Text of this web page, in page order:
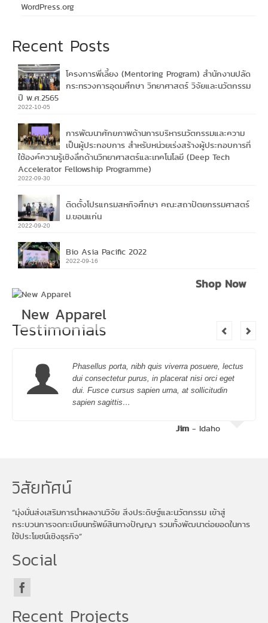
WordPress.org
Recent Posts
โครงการพี่เลี้ยง (Mentoring Program) สำนักงานปลัด
กระทรวงการอุดมศึกษา วิทยาศาสตร์ วิจัยและนวัตกรรม
ปี พ.ศ.2565
2022-10-05
การพัฒนาศักยภาพด้านการบริหารนวัตกรรมและความ
เป็นผู้ประกอบการ สำหรับหน่วยเร่งสร้างผู้ประกอบการที่
ใช้องค์ความรู้เชิงลึกด้านวิทยาศาสตร์และเทคโนโลยี (Deep Tech
Accelerator Fellowship Programme)
2022-09-30
ติดตั้งโปรแกรมสหกิจศึกษา คณะสถาปัตยกรรมศาสตร์
ม.ขอนแก่น
2022-09-20
Bio Asia Pacific 2022
2022-09-16
New Apparel
Shop Now
Testimonials
Phasellus porta, nibh quis viverra posuere, lectus
dui consectetur purus, in placerat nisi orci eget
dui. Fusce cursus sapien urna, at sollicitudin
sapien sagittis…
Jim - Idaho
วิสัยทัศน์
“มุ่งมั่นส่งเสริมการนำผลงานวิจัย สิ่งประดิษฐ์และนวัตกรรม เข้าสู่
กระบวนการจดทะเบียนทรัพย์สินทางปัญญา รวมทั้งพัฒนาต่อยอดในการ
ใช้ประโยชน์เชิงธุรกิจ”
Social
Recent Projects